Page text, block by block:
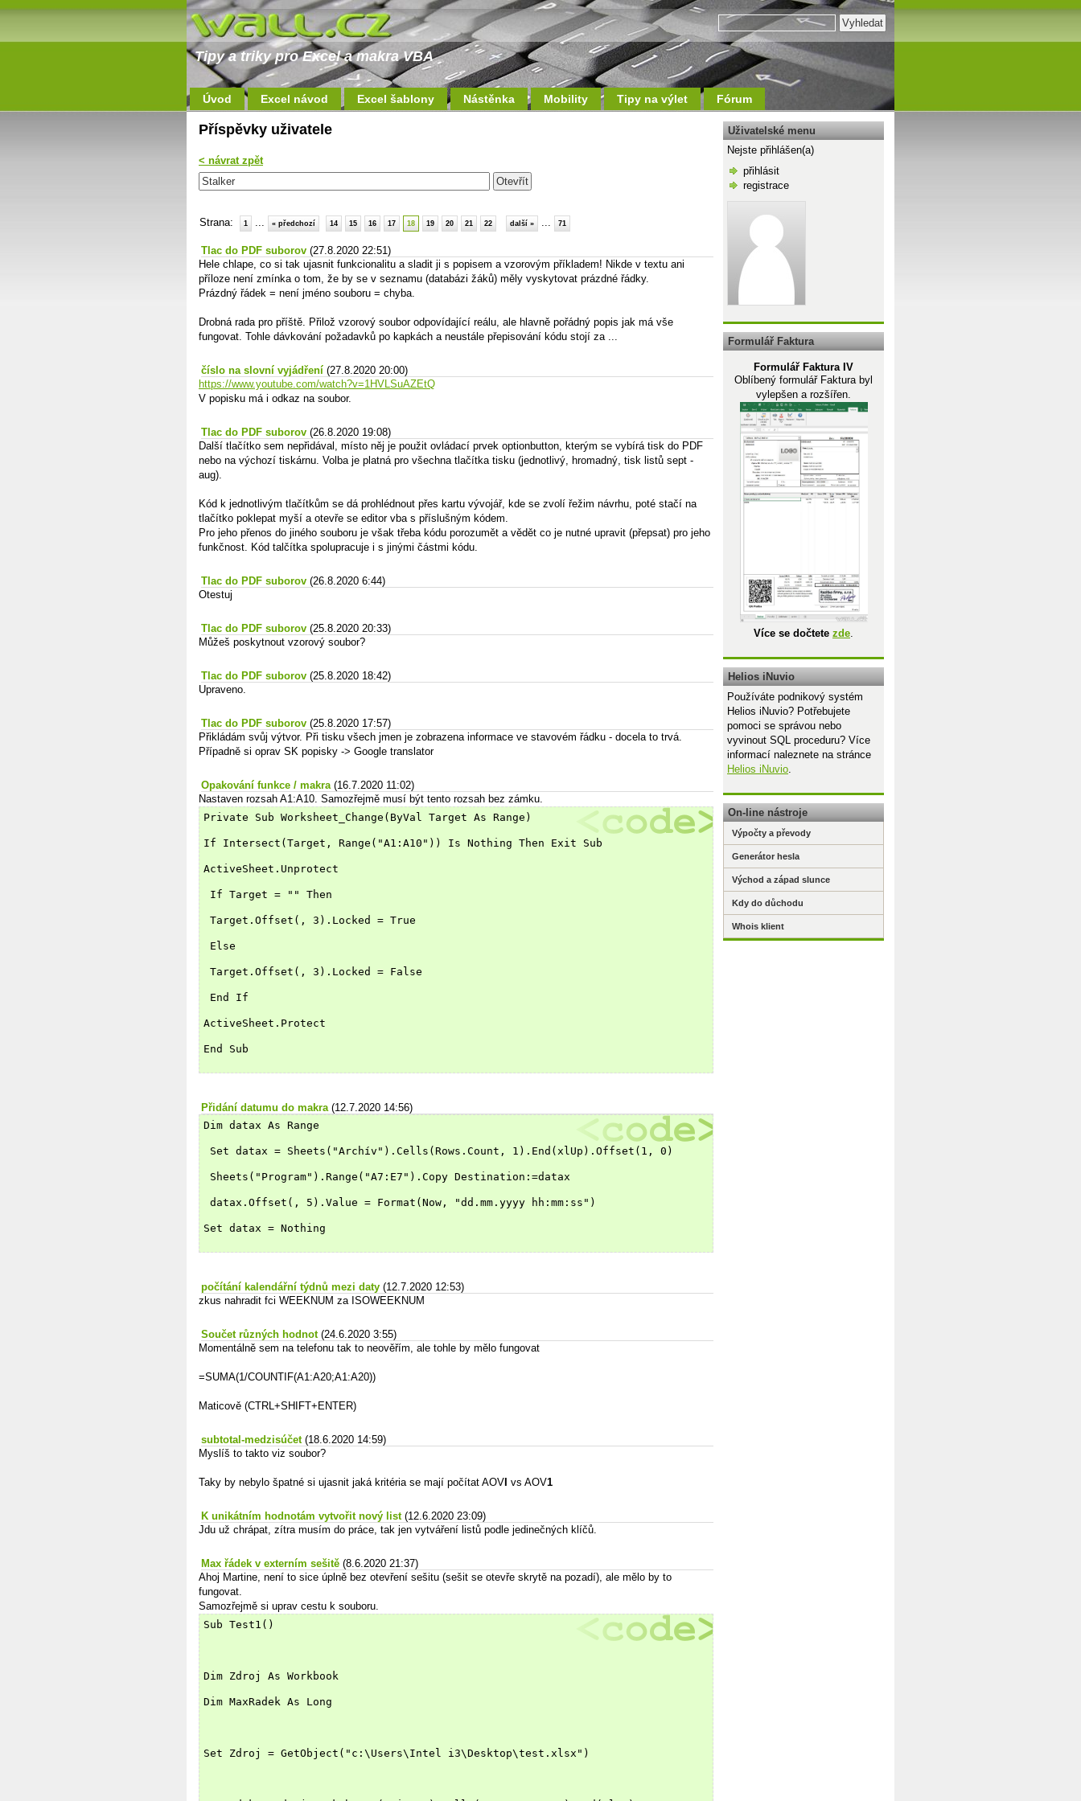
Tipy a triky pro Excel a makra VBA
Úvod Excel návod Excel šablony Nástěnka Mobility Tipy na výlet Fórum
Příspěvky uživatele
< návrat zpět
Strana: 1 ... « předchozí 14 15 16 17 18 19 20 21 22 další » ... 71
Tlac do PDF suborov (27.8.2020 22:51)
Hele chlape, co si tak ujasnit funkcionalitu a sladit ji s popisem a vzorovým příkladem! Nikde v textu ani
příloze není zmínka o tom, že by se v seznamu (databázi žáků) měly vyskytovat prázdné řádky.
Prázdný řádek = není jméno souboru = chyba.
Drobná rada pro příště. Přilož vzorový soubor odpovídající reálu, ale hlavně pořádný popis jak má vše
fungovat. Tohle dávkování požadavků po kapkách a neustále přepisování kódu stojí za ...
číslo na slovní vyjádření (27.8.2020 20:00)
https://www.youtube.com/watch?v=1HVLSuAZEtQ
V popisku má i odkaz na soubor.
Tlac do PDF suborov (26.8.2020 19:08)
Další tlačítko sem nepřidával, místo něj je použit ovládací prvek optionbutton, kterým se vybírá tisk do PDF
nebo na výchozí tiskárnu. Volba je platná pro všechna tlačítka tisku (jednotlivý, hromadný, tisk listů sept -
aug).
Kód k jednotlivým tlačítkům se dá prohlédnout přes kartu vývojář, kde se zvolí řežim návrhu, poté stačí na
tlačítko poklepat myší a otevře se editor vba s příslušným kódem.
Pro jeho přenos do jiného souboru je však třeba kódu porozumět a vědět co je nutné upravit (přepsat) pro jeho
funkčnost. Kód talčítka spolupracuje i s jinými částmi kódu.
Tlac do PDF suborov (26.8.2020 6:44)
Otestuj
Tlac do PDF suborov (25.8.2020 20:33)
Můžeš poskytnout vzorový soubor?
Tlac do PDF suborov (25.8.2020 18:42)
Upraveno.
Tlac do PDF suborov (25.8.2020 17:57)
Přikládám svůj výtvor. Při tisku všech jmen je zobrazena informace ve stavovém řádku - docela to trvá.
Případně si oprav SK popisky -> Google translator
Opakování funkce / makra (16.7.2020 11:02)
Nastaven rozsah A1:A10. Samozřejmě musí být tento rozsah bez zámku.
Private Sub Worksheet_Change(ByVal Target As Range)
If Intersect(Target, Range("A1:A10")) Is Nothing Then Exit Sub
ActiveSheet.Unprotect
If Target = "" Then
Target.Offset(, 3).Locked = True
Else
Target.Offset(, 3).Locked = False
End If
ActiveSheet.Protect
End Sub
Přidání datumu do makra (12.7.2020 14:56)
Dim datax As Range
Set datax = Sheets("Archív").Cells(Rows.Count, 1).End(xlUp).Offset(1, 0)
Sheets("Program").Range("A7:E7").Copy Destination:=datax
datax.Offset(, 5).Value = Format(Now, "dd.mm.yyyy hh:mm:ss")
Set datax = Nothing
počítání kalendářní týdnů mezi daty (12.7.2020 12:53)
zkus nahradit fci WEEKNUM za ISOWEEKNUM
Součet různých hodnot (24.6.2020 3:55)
Momentálně sem na telefonu tak to neověřím, ale tohle by mělo fungovat
=SUMA(1/COUNTIF(A1:A20;A1:A20))
Maticově (CTRL+SHIFT+ENTER)
subtotal-medzisúčet (18.6.2020 14:59)
Myslíš to takto viz soubor?
Taky by nebylo špatné si ujasnit jaká kritéria se mají počítat AOV vs AOV1
K unikátním hodnotám vytvořit nový list (12.6.2020 23:09)
Jdu už chrápat, zítra musím do práce, tak jen vytváření listů podle jedinečných klíčů.
Max řádek v externím sešitě (8.6.2020 21:37)
Ahoj Martine, není to sice úplně bez otevření sešitu (sešit se otevře skrytě na pozadí), ale mělo by to
fungovat.
Samozřejmě si uprav cestu k souboru.
Sub Test1()
Dim Zdroj As Workbook
Dim MaxRadek As Long
Set Zdroj = GetObject("c:\Users\Intel i3\Desktop\test.xlsx")
Uživatelské menu
Nejste přihlášen(a)
přihlásit
registrace
Formulář Faktura
Formulář Faktura IV
Oblíbený formulář Faktura byl
vylepšen a rozšířen.
Více se dočtete zde.
Helios iNuvio
Používáte podnikový systém
Helios iNuvio? Potřebujete
pomoci se správou nebo
vyvinout SQL proceduru? Více
informací naleznete na stránce
Helios iNuvio.
On-line nástroje
Výpočty a převody
Generátor hesla
Východ a západ slunce
Kdy do důchodu
Whois klient